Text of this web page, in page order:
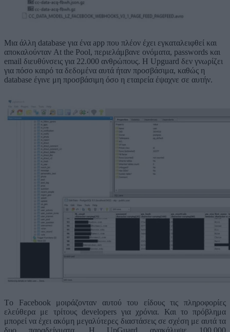
Μια άλλη database για ένα app που πλέον έχει εγκαταλειφθεί και
αποκαλούνταν At the Pool, περιελάμβανε ονόματα, passwords και
email διευθύνσεις για 22.000 ανθρώπους. Η Upguard δεν γνωρίζει
για πόσο καιρό τα δεδομένα αυτά ήταν προσβάσιμα, καθώς η
database έγινε μη προσβάσιμη όσο η εταιρεία έψαχνε σε αυτήν.
Tο Facebook μοιράζονταν αυτού του είδους τις πληροφορίες
ελεύθερα με τρίτους developers για χρόνια. Και το πρόβλημα
μπορεί να έχει ακόμη μεγαλύτερες διαστάσεις σε σχέση με αυτά τα